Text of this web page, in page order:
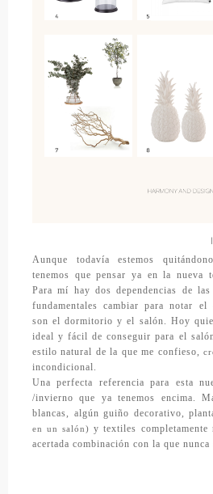
Aunque todavía estemos
tenemos que pensar ya en la nueva
Para mí hay dos dependencias de
fundamentales cambiar para notar el
son el dormitorio y el salón. Hoy
ideal y fácil de conseguir para el
estilo natural de la que me confieso,
incondicional.
Una perfecta referencia para esta
/invierno que ya tenemos encima.
blancas, algún guiño decorativo,
en un salón) y textiles completamente
acertada combinación con la que nunca